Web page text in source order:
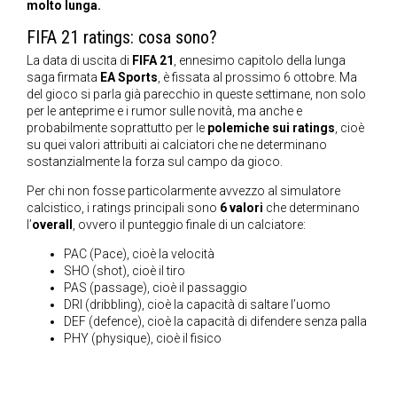
molto lunga.
FIFA 21 ratings: cosa sono?
La data di uscita di FIFA 21, ennesimo capitolo della lunga
saga firmata EA Sports, è fissata al prossimo 6 ottobre. Ma
del gioco si parla già parecchio in queste settimane, non solo
per le anteprime e i rumor sulle novità, ma anche e
probabilmente soprattutto per le polemiche sui ratings, cioè
su quei valori attribuiti ai calciatori che ne determinano
sostanzialmente la forza sul campo da gioco.
Per chi non fosse particolarmente avvezzo al simulatore
calcistico, i ratings principali sono 6 valori che determinano
l’overall , ovvero il punteggio finale di un calciatore:
PAC (Pace), cioè la velocità
SHO (shot), cioè il tiro
PAS (passage), cioè il passaggio
DRI (dribbling), cioè la capacità di saltare l’uomo
DEF (defence), cioè la capacità di difendere senza palla
PHY (physique), cioè il fisico